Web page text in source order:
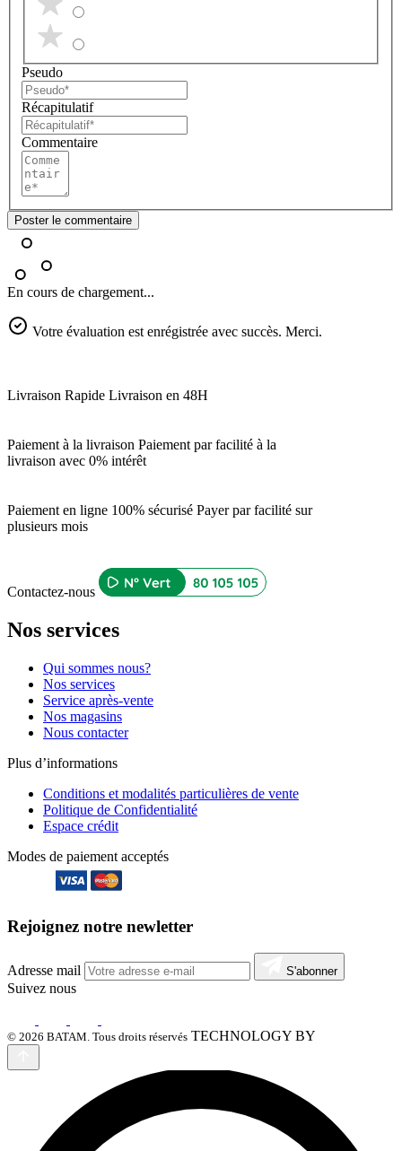
Pseudo
Récapitulatif
Commentaire
Poster le commentaire
En cours de chargement...
Votre évaluation est enrégistrée avec succès. Merci.
Livraison Rapide Livraison en 48H
Paiement à la livraison Paiement par facilité à la
livraison avec 0% intérêt
Paiement en ligne 100% sécurisé Payer par facilité sur
plusieurs mois
Contactez-nous
Nos services
Qui sommes nous?
Nos services
Service après-vente
Nos magasins
Nous contacter
Plus d’informations
Conditions et modalités particulières de vente
Politique de Confidentialité
Espace crédit
Modes de paiement acceptés
Rejoignez notre newletter
Adresse mail S'abonner
Suivez nous
© 2026 BATAM. Tous droits réservés TECHNOLOGY BY